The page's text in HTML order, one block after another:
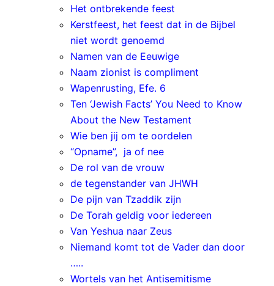
Het ontbrekende feest
Kerstfeest, het feest dat in de Bijbel
niet wordt genoemd
Namen van de Eeuwige
Naam zionist is compliment
Wapenrusting, Efe. 6
Ten ‘Jewish Facts’ You Need to Know
About the New Testament
Wie ben jij om te oordelen
“Opname”, ja of nee
De rol van de vrouw
de tegenstander van JHWH
De pijn van Tzaddik zijn
De Torah geldig voor iedereen
Van Yeshua naar Zeus
Niemand komt tot de Vader dan door
…..
Wortels van het Antisemitisme